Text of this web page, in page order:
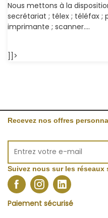
Nous mettons à la
secrétariat ; télex ; téléfax ;
imprimante ; scanner….
]]>
Recevez nos offres
Suivez nous sur les réseaux
Paiement sécurisé